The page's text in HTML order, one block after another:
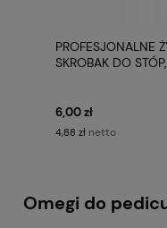
PROFESJONALNE
SKROBAK DO
6,00 zł
4,88 zł netto
Omegi do